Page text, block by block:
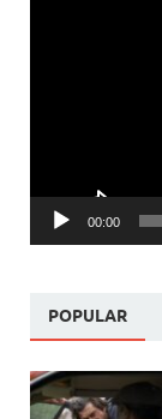
00:00
POPULAR